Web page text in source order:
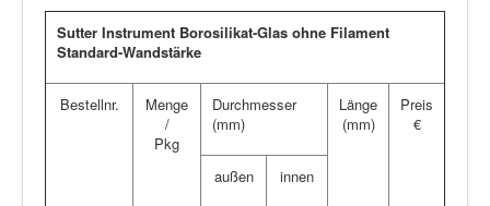
Sutter Instrument Borosilikat-Glas ohne Filament
Standard-Wandstärke
Bestellnr.
Menge
/
Pkg
Durchmesser
(mm)
Länge
(mm)
Preis
€
außen innen